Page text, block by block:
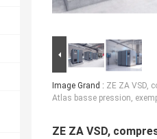
Image Grand : ZE ZA VSD,
Atlas basse pression,
ZE ZA VSD,